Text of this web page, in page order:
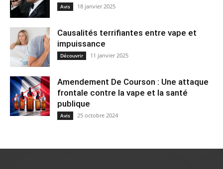
Avis 18 janvier 2025
Causalités terrifiantes entre vape et
impuissance
Découvrir 11 janvier 2025
Amendement De Courson : Une attaque
frontale contre la vape et la santé
publique
Avis 25 octobre 2024